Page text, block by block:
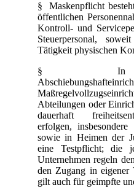
§ Maskenpflicht
öffentlichen
Kontroll- und
Steuerpersonal,
Tätigkeit physischen
§ In
Abteilungen oder
dauerhaft
erfolgen, insbesondere
sowie in Heimen der
eine Testpflicht; die
Unternehmen regeln
den Zugang in eigener
gilt auch für geimpfte